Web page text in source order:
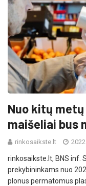
Nuo kitų
maišeliai bus
rinkosaikste.lt
rinkosaikste.lt, BNS inf.
prekybininkams nuo
plonus permatomus